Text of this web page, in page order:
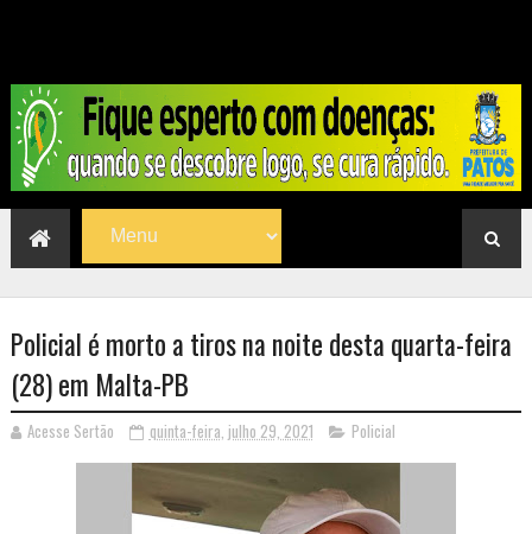
Policial é morto a tiros na noite desta quarta-feira
(28) em Malta-PB
Acesse Sertão quinta-feira, julho 29, 2021 Policial